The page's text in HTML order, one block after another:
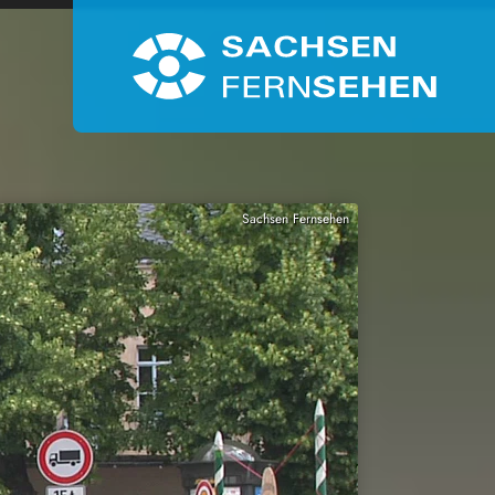
Sachsen Fernsehen